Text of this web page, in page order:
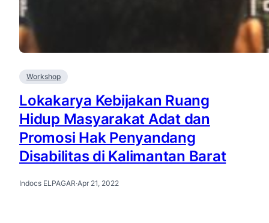
Workshop
Lokakarya Kebijakan Ruang
Hidup Masyarakat Adat dan
Promosi Hak Penyandang
Disabilitas di Kalimantan Barat
Indocs ELPAGAR·Apr 21, 2022